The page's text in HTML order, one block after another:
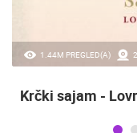
1.44M PREGLED(A)
Krčki sajam -